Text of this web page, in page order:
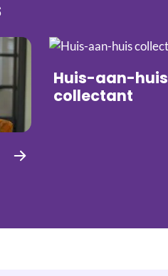
Huis-aan-huis
collectant